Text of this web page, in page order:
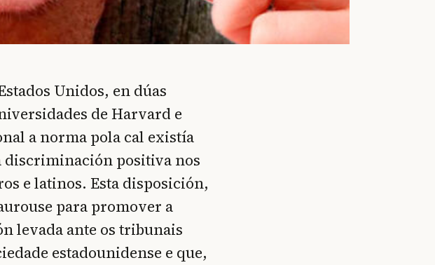
Unidos, en dúas
de Harvard e
a norma pola cal existía
discriminación positiva nos
e latinos. Esta disposición,
para promover a
levada ante os tribunais
estadounidense e que,